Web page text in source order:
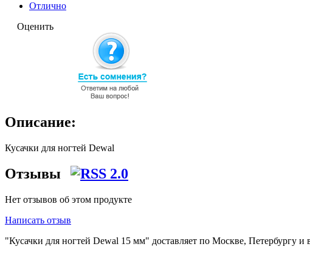
Отлично
Оценить
Описание:
Кусачки для ногтей Dewal
Отзывы
Нет отзывов об этом продукте
Написать отзыв
"Кусачки для ногтей Dewal 15 мм" доставляет по Москве, Петербургу и